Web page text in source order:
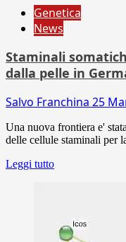
Genetica
News
Staminali
dalla pelle in
Salvo Franchina 25
Una nuova frontiera e'
delle cellule staminali per
Leggi tutto